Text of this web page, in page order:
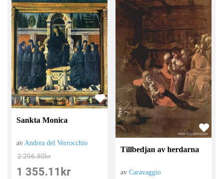
Sankta Monica
avAndrea del Verrocchio
2 296.80kr
1 355.11 kr
Tillbedjan av herdarna
avCaravaggio